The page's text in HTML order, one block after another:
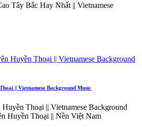
Tây Bắc Hay Nhất || Vietnamese
|| Vietnamese Background Music
Thoại || Vietnamese Background
Huyền Thoại || Nền Việt Nam